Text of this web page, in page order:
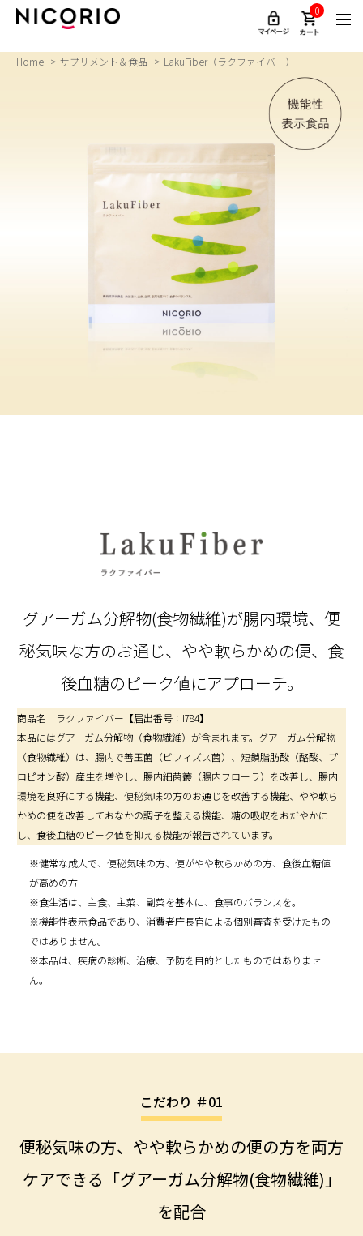
0
Home サプリメント＆食品 LakuFiber（ラクファイバー）
グアーガム分解物(食物繊維)が腸内環境、 便
秘気味な方のお通じ、やや軟らかめの便、食
後血糖のピーク値にアプローチ。
商品名 ラクファイバー【届出番号：I784】
本品にはグアーガム分解物（食物繊維）が含まれます。グアーガム分解物
（食物繊維）は、腸内で善玉菌（ビフィズス菌）、短鎖脂肪酸（酪酸、プ
ロピオン酸）産生を増やし、腸内細菌叢（腸内フローラ）を改善し、腸内
環境を良好にする機能、便秘気味の方のお通じを改善する機能、やや軟ら
かめの便を改善しておなかの調子を整える機能、糖の吸収をおだやかに
し、食後血糖のピーク値を抑える機能が報告されています。
※健常な成人で、便秘気味の方、便がやや軟らかめの方、食後血糖値
が高めの方
※食生活は、主食、主菜、副菜を基本に、食事のバランスを。
※機能性表示食品であり、消費者庁長官による個別審査を受けたもの
ではありません。
※本品は、疾病の診断、治療、予防を目的としたものではありませ
ん。
こだわり ＃01
便秘気味の方、やや軟らかめの便の方を両方
ケアできる 「グアーガム分解物(食物繊維)」
を配合